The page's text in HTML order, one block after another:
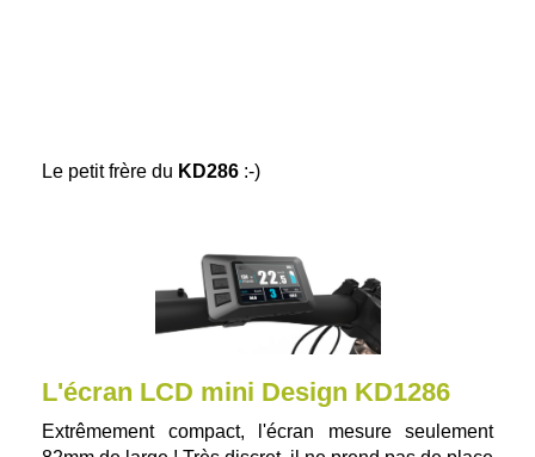
Le petit frère du KD286 :-)
L'écran LCD mini Design KD1286
Extrêmement compact, l'écran mesure seulement